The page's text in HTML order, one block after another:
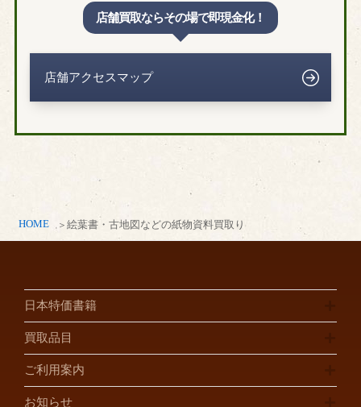
HOME 絵葉書・古地図などの紙物資料買取り
我孫子市
柏市
木更津市
船橋市
市原市
印西市
富里市
流山市
習志野市
佐倉市
松戸市
川口市
川越市
店舗買取ならその場で即現金化！
店舗アクセスマップ
日本特価書籍
買取品目
ご利用案内
お知らせ